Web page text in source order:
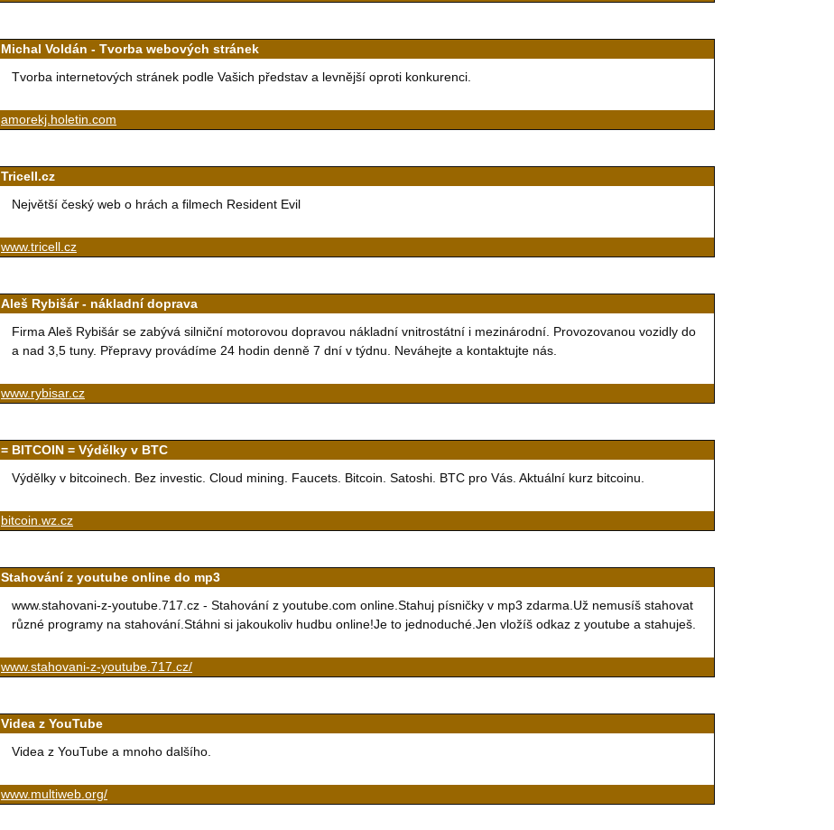
Michal Voldán - Tvorba webových stránek
Tvorba internetových stránek podle Vašich představ a levnější oproti konkurenci.
amorekj.holetin.com
Tricell.cz
Největší český web o hrách a filmech Resident Evil
www.tricell.cz
Aleš Rybišár - nákladní doprava
Firma Aleš Rybišár se zabývá silniční motorovou dopravou nákladní vnitrostátní i mezinárodní. Provozovanou vozidly do
a nad 3,5 tuny. Přepravy provádíme 24 hodin denně 7 dní v týdnu. Neváhejte a kontaktujte nás.
www.rybisar.cz
= BITCOIN = Výdělky v BTC
Výdělky v bitcoinech. Bez investic. Cloud mining. Faucets. Bitcoin. Satoshi. BTC pro Vás. Aktuální kurz bitcoinu.
bitcoin.wz.cz
Stahování z youtube online do mp3
www.stahovani-z-youtube.717.cz - Stahování z youtube.com online.Stahuj písničky v mp3 zdarma.Už nemusíš stahovat
různé programy na stahování.Stáhni si jakoukoliv hudbu online!Je to jednoduché.Jen vložíš odkaz z youtube a stahuješ.
www.stahovani-z-youtube.717.cz/
Videa z YouTube
Videa z YouTube a mnoho dalšího.
www.multiweb.org/